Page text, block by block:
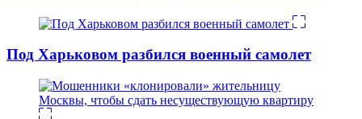
Под Харьковом разбился военный самолет